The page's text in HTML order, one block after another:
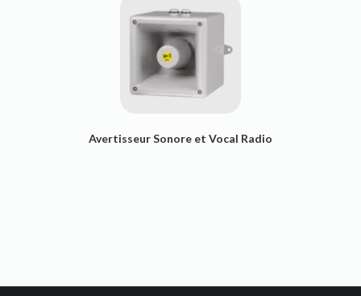
Avertisseur Sonore et Vocal Radio